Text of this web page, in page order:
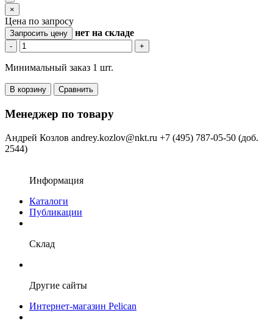
×
Цена по запросу
Запросить цену нет на складе
- +
Минимальный заказ 1 шт.
В корзину Сравнить
Менеджер по товару
Андрей Козлов andrey.kozlov@nkt.ru +7 (495) 787-05-50 (доб.
2544)
Информация
Каталоги
Публикации
Склад
Другие сайты
Интернет-магазин Pelican